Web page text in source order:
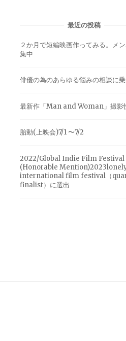
最近の投稿
２か月で短編映画作ってみる。メ
集中
俳優の為のあらゆる悩みの相談に
最新作「Man and Woman」撮影
胎動(上映会)7/1 〜7/2
2022/Global Indie Film Festival
(Honorable
international film festival（
finalist）に選出